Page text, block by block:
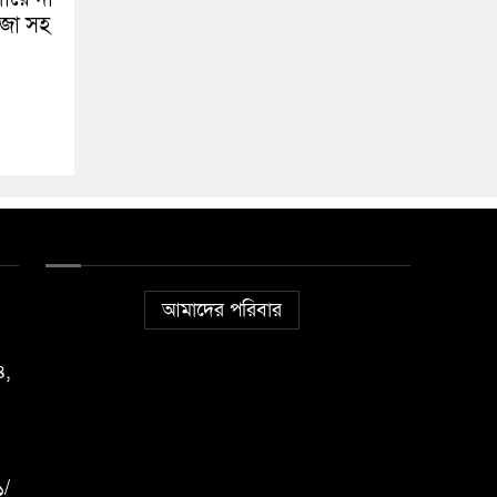
সহ
আমাদের পরিবার